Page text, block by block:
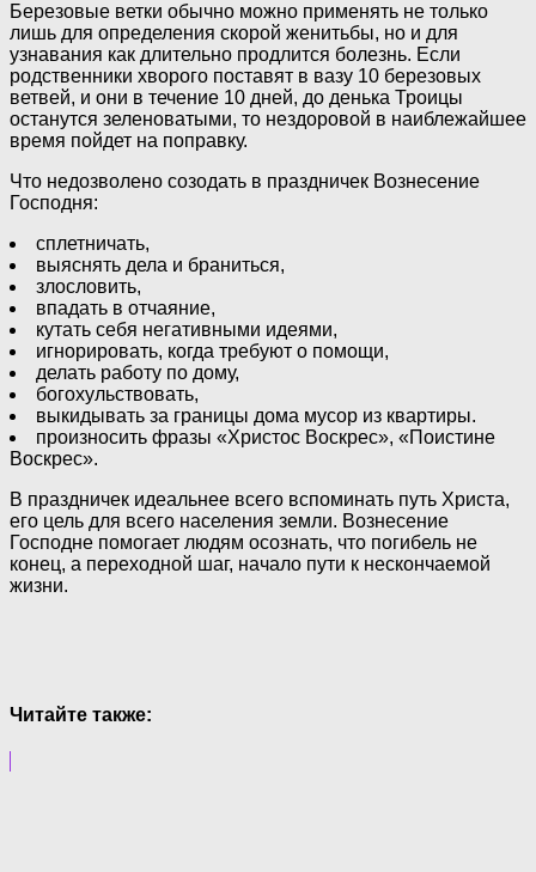
Березовые ветки обычно можно применять не только
лишь для определения скорой женитьбы, но и для
узнавания как длительно продлится болезнь. Если
родственники хворого поставят в вазу 10 березовых
ветвей, и они в течение 10 дней, до денька Троицы
останутся зеленоватыми, то нездоровой в наиблежайшее
время пойдет на поправку.
Что недозволено созодать в праздничек Вознесение
Господня:
сплетничать,
выяснять дела и браниться,
злословить,
впадать в отчаяние,
кутать себя негативными идеями,
игнорировать, когда требуют о помощи,
делать работу по дому,
богохульствовать,
выкидывать за границы дома мусор из квартиры.
произносить фразы «Христос Воскрес», «Поистине
Воскрес».
В праздничек идеальнее всего вспоминать путь Христа,
его цель для всего населения земли. Вознесение
Господне помогает людям осознать, что погибель не
конец, а переходной шаг, начало пути к нескончаемой
жизни.
Читайте также: